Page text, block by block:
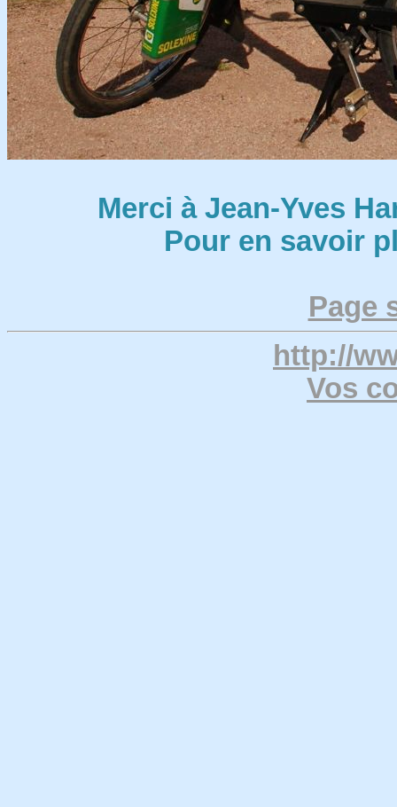
Merci à Jean-Yves
Pour en savoir
Page
http://
Vos